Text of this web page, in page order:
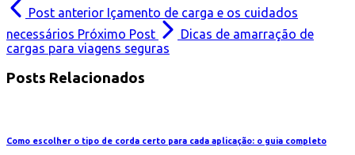
Post anterior Içamento de carga e os cuidados
necessários Próximo Post
Dicas de amarração de
cargas para viagens seguras
Posts Relacionados
Como escolher o tipo de corda certo para cada aplicação: o guia completo